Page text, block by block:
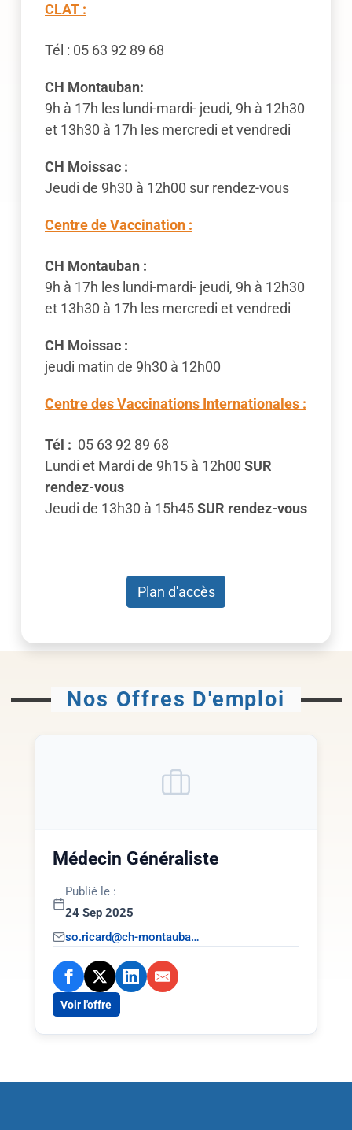
CLAT :
Tél : 05 63 92 89 68
CH Montauban:
9h à 17h les lundi-mardi- jeudi, 9h à 12h30
et 13h30 à 17h les mercredi et vendredi
CH Moissac :
Jeudi de 9h30 à 12h00 sur rendez-vous
Centre de Vaccination :
CH Montauban :
9h à 17h les lundi-mardi- jeudi, 9h à 12h30
et 13h30 à 17h les mercredi et vendredi
CH Moissac :
jeudi matin de 9h30 à 12h00
Centre des Vaccinations Internationales :
Tél : 05 63 92 89 68
Lundi et Mardi de 9h15 à 12h00 SUR
rendez-vous
Jeudi de 13h30 à 15h45SUR rendez-vous
Plan d'accès
Nos Offres D'emploi
Médecin Généraliste
Publié le :
24 Sep 2025
so.ricard@ch-montauba…
Voir l'offre